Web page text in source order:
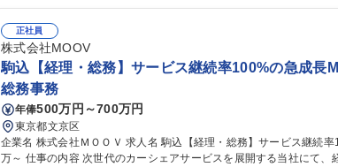
／カーボンニュートラル関連ソリューションのビジネス化推進
に関わる業務企画と推進■社内外のアライアンス推進 募集職種 【事業・業務企画】グリーントランスフォーメー
ション/蓄電池×AI活用推進
正社員
株式会社MOOV
駒込【経理・総務】サービス継続率100%の急成長
総務事務
年俸500万円～700万円
東京都文京区
企業名 株式会社ＭＯＯＶ 求人名 駒込【経理・総務】サービス継続率100%の急成長MaaS企業/原則出社/年俸500
万～ 仕事の内容 次世代のカーシェアサービスを展開する当社にて、経理・総務のバックオフィス全般をお任せし